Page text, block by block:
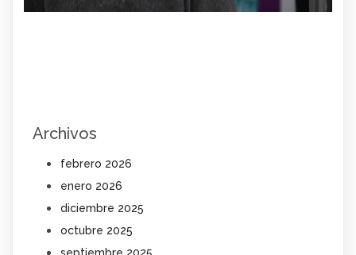
Archivos
febrero 2026
enero 2026
diciembre 2025
octubre 2025